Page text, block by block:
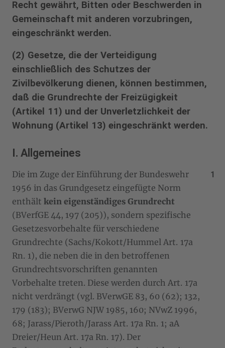
Recht gewährt, Bitten oder Beschwerden in
Gemeinschaft mit anderen vorzubringen,
eingeschränkt werden.
(2) Gesetze, die der Verteidigung
einschließlich des Schutzes der
Zivilbevölkerung dienen, können bestimmen,
daß die Grundrechte der Freizügigkeit
(Artikel 11) und der Unverletzlichkeit der
Wohnung (Artikel 13) eingeschränkt werden.
I. Allgemeines
Die im Zuge der Einführung der Bundeswehr
1956 in das Grundgesetz eingefügte Norm
enthält kein eigenständiges Grundrecht
(BVerfGE 44, 197 (205)), sondern spezifische
Gesetzesvorbehalte für verschiedene
Grundrechte (Sachs/Kokott/Hummel Art. 17a
Rn. 1), die neben die in den betroffenen
Grundrechtsvorschriften genannten
Vorbehalte treten. Diese werden durch Art. 17a
nicht verdrängt (vgl. BVerwGE 83, 60 (62); 132,
179 (183); BVerwG NJW 1985, 160; NVwZ 1996,
68; Jarass/Pieroth/Jarass Art. 17a Rn. 1; aA
Dreier/Heun Art. 17a Rn. 17). Der